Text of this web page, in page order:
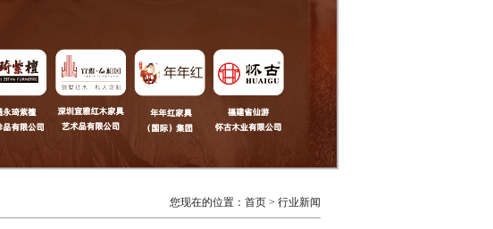
您现在的位置： 首页> 行业新闻